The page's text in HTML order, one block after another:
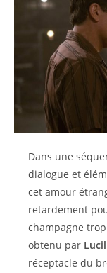
Dans une
dialogue et
cet amour
retardement
champagne
obtenu par
réceptacle du